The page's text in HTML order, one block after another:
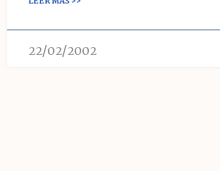
22/02/2002